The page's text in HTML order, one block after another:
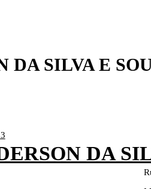
DA SILVA E
DA